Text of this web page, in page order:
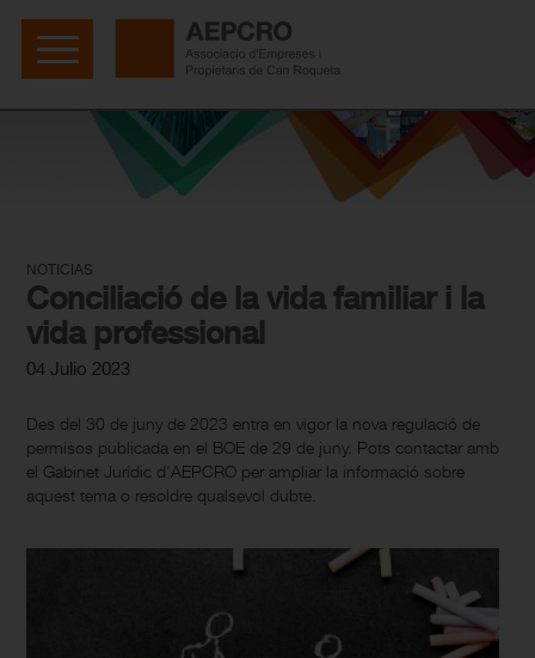
NOTICIAS
Conciliació de la vida familiar i la
vida professional
04 Julio 2023
Des del 30 de juny de 2023 entra en vigor la nova regulació de
permisos publicada en el BOE de 29 de juny. Pots contactar amb
el Gabinet Jurídic d'AEPCRO per ampliar la informació sobre
aquest tema o resoldre qualsevol dubte.